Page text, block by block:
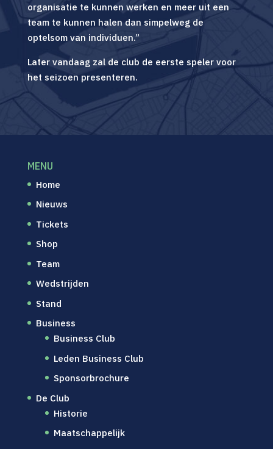
organisatie te kunnen werken en meer uit een
team te kunnen halen dan simpelweg de
optelsom van individuen.”
Later vandaag zal de club de eerste speler voor
het seizoen presenteren.
MENU
Home
Nieuws
Tickets
Shop
Team
Wedstrijden
Stand
Business
Business Club
Leden Business Club
Sponsorbrochure
De Club
Historie
Maatschappelijk